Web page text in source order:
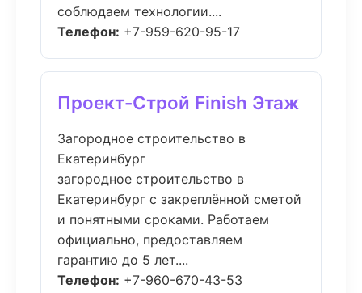
соблюдаем технологии....
Телефон: +7-959-620-95-17
Проект-Строй Finish Этаж
Загородное строительство в
Екатеринбург
загородное строительство в
Екатеринбург с закреплённой сметой
и понятными сроками. Работаем
официально, предоставляем
гарантию до 5 лет....
Телефон: +7-960-670-43-53